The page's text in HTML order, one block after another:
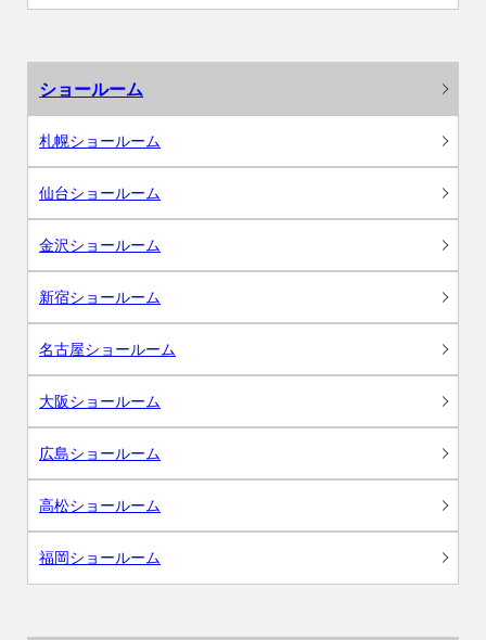
ショールーム
札幌ショールーム
仙台ショールーム
金沢ショールーム
新宿ショールーム
名古屋ショールーム
大阪ショールーム
広島ショールーム
高松ショールーム
福岡ショールーム